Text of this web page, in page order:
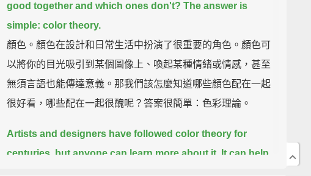
good together and which ones don't? The answer is
simple: color theory.
顏色。顏色在設計和日常生活中扮演了很重要的角色。顏色可
以將你的目光吸引到某個圖像上、喚起某種情緒或情感，甚至
無須言語也能傳達意義。那我們該怎麼知道哪些顏色配在一起
很好看，哪些配在一起很醜呢？答案很簡單：色彩理論。
Artists and designers have followed color theory for
centuries, but anyone can learn more about it. It can help